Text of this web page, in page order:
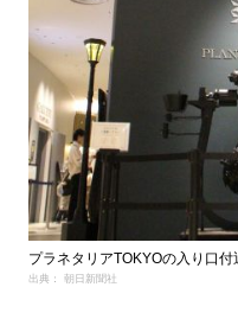
プラネタリアTOKYOの入り口
出典： 朝日新聞社